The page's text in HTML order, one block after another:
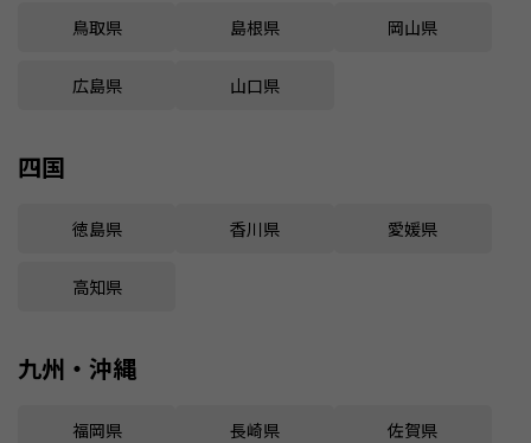
鳥取県 島根県 岡山県
広島県 山口県
四国
徳島県 香川県 愛媛県
高知県
九州・沖縄
福岡県 長崎県 佐賀県